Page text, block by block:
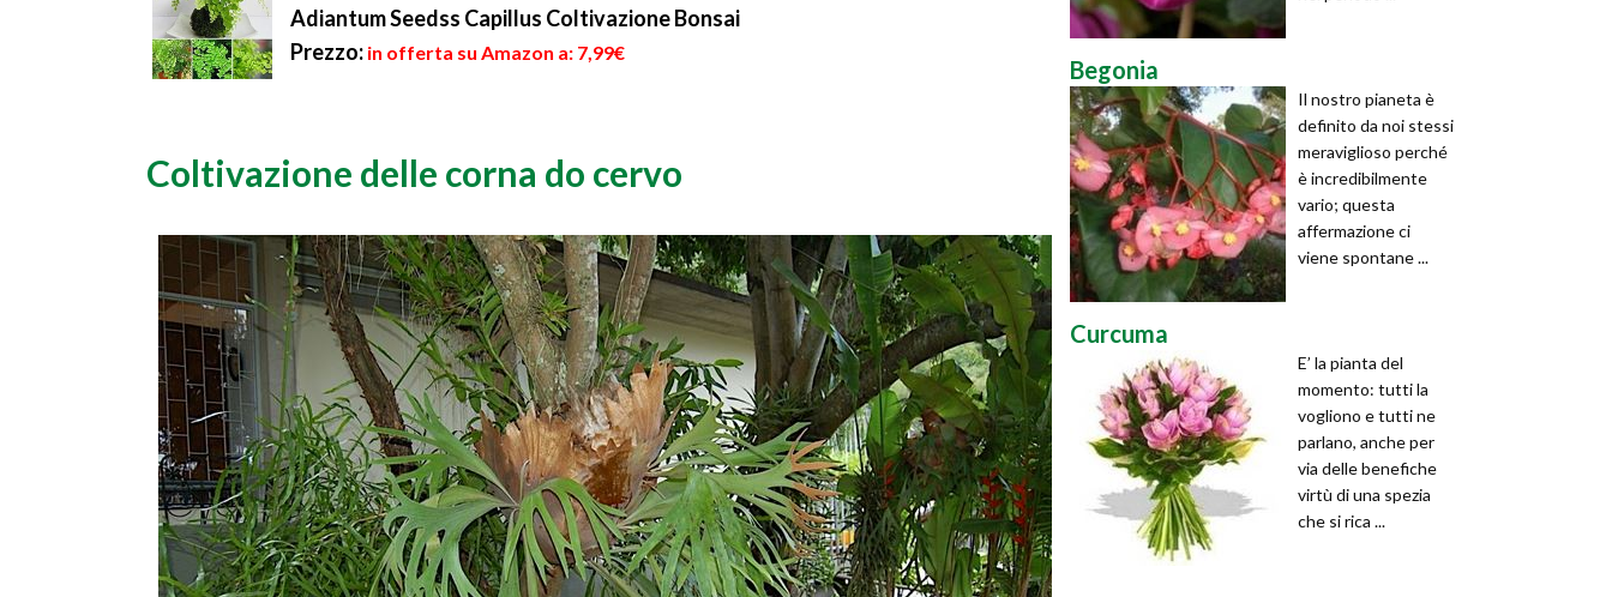
Adiantum Seedss Capillus Coltivazione Bonsai
Prezzo: in offerta su Amazon a: 7,99€
Coltivazione delle corna do cervo
Begonia
Il nostro pianeta è
definito da noi stessi
meraviglioso perché
è incredibilmente
vario; questa
affermazione ci
viene spontane ...
Curcuma
E’ la pianta del
momento: tutti la
vogliono e tutti ne
parlano, anche per
via delle benefiche
virtù di una spezia
che si rica ...